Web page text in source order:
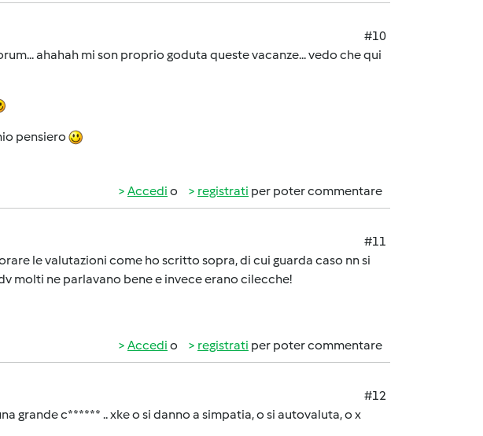
#10
ahahah mi son proprio goduta queste vacanze... vedo che qui
pensiero
Accedi o registrati per poter commentare
#11
le valutazioni come ho scritto sopra, di cui guarda caso nn si
molti ne parlavano bene e invece erano cilecche!
Accedi o registrati per poter commentare
#12
grande c****** .. xke o si danno a simpatia, o si autovaluta, o x